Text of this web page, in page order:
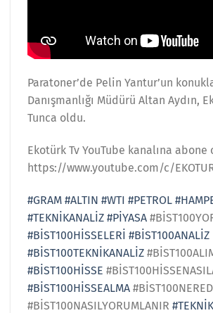
Paratoner’de Pelin Yantur’un
Danışmanlığı Müdürü Altan Aydın,
Tunca oldu.
Ekotürk Tv YouTube kanalına
https://www.youtube.com/c/
#GRAM #ALTIN #WTI #PETROL
#TEKNİKANALİZ #PİYASA
#BİST100HİSSELERİ #BİST100ANALİZ
#BİST100TEKNİKANALİZ
#BİST100HİSSE
#BİST100HİSSEALMA
#BİST100NASILYORUMLANIR